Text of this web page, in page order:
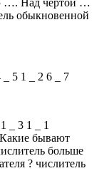
обыкновенной
_ 5 1 _ 2 6 _ 7
_ 3 1 _ 1
бывают
больше
? числитель